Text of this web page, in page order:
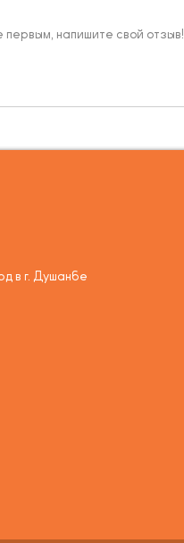
первым, напишите свой отзыв!
в г. Душанбе